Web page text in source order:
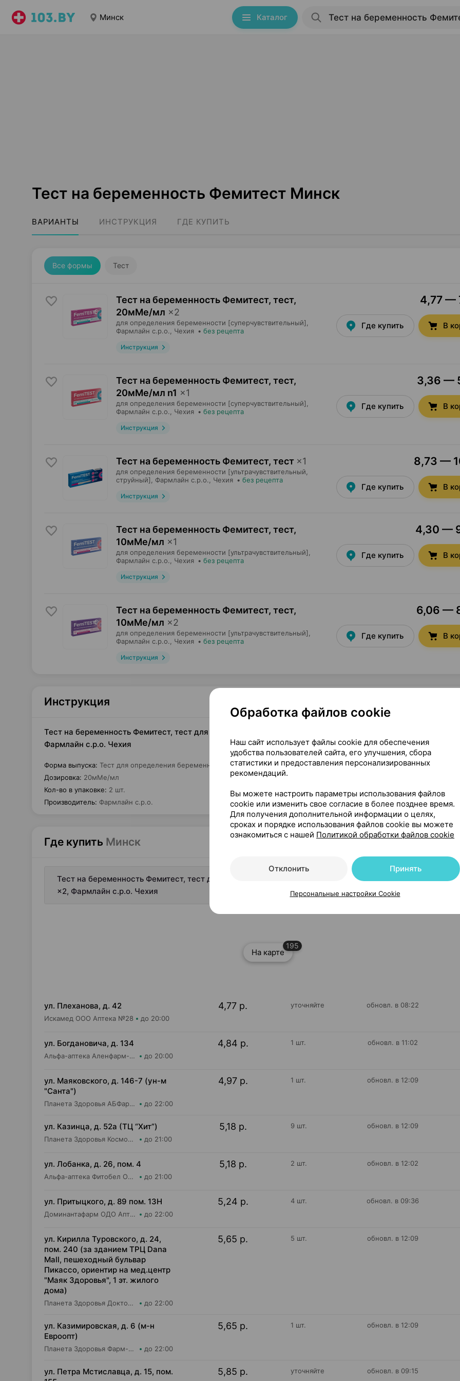
Минск Каталог
Тест на беременность Фемитест Минск
ВАРИАНТЫ ИНСТРУКЦИЯ ГДЕ КУПИТЬ
Все формы Тест
Тест на беременность Фемитест, тест,
20мМе/мл ×2
для определения беременности [суперчувствительный],
Фармлайн с.р.о.
, Чехия • без рецепта
Инструкция
4,77 —
Где купить В
Тест на беременность Фемитест, тест,
20мМе/мл n1 ×1
для определения беременности [суперчувствительный],
Фармлайн с.р.о.
, Чехия • без рецепта
Инструкция
3,36 —
Где купить В
Тест на беременность Фемитест, тест ×1
для определения беременности [ультрачувствительный,
струйный],
Фармлайн с.р.о. , Чехия • без рецепта
Инструкция
8,73 —
Где купить В
Тест на беременность Фемитест, тест,
10мМе/мл ×1
для определения беременности [ультрачувствительный],
Фармлайн с.р.о.
, Чехия • без рецепта
Инструкция
4,30 —
Где купить В
Тест на беременность Фемитест, тест,
10мМе/мл ×2
для определения беременности [ультрачувствительный],
Фармлайн с.р.о.
, Чехия • без рецепта
Инструкция
6,06 —
Где купить В
Инструкция
Тест на беременность Фемитест, тест для определения беременности [суперчувствительный], 20мМе/мл
Фармлайн с.р.о. Чехия
Форма выпуска: Тест для определения беременности [суперчувствительный]
Дозировка: 20мМе/мл
Кол-во в упаковке: 2 шт.
Производитель: Фармлайн с.р.о.
Где купить Минск
Тест на беременность Фемитест, тест для определения беременности [суперчувствительный], 20мМе/
×2, Фармлайн с.р.о. Чехия
На карте
195
ул. Плеханова, д. 42
Искамед ООО Аптека №28 до 20:00
4,77 р. уточняйте обновл. в 08:22
ул. Богдановича, д. 134
Альфа-аптека Аленфарм-Плюс ОДО Аптека №17 до 20:00
4,84 р. 1 шт. обновл. в 11:02
ул. Маяковского, д. 146-7 (ун-м
"Санта")
Планета Здоровья АБФармация ИООО Аптека №2 до 22:00
4,97 р. 1 шт. обновл. в 12:09
ул. Казинца, д. 52а (ТЦ “Хит”)
Планета Здоровья КосмоФарма ООО Аптека №17 до 21:00
5,18 р. 9 шт. обновл. в 12:09
ул. Лобанка, д. 26, пом. 4
Альфа-аптека Фитобел ООО Аптека №3 до 21:00
5,18 р. 2 шт. обновл. в 12:02
ул. Притыцкого, д. 89 пом. 13Н
Доминантафарм ОДО Аптека №1 до 22:00
5,24 р. 4 шт. обновл. в 09:36
ул. Кирилла Туровского, д. 24,
пом. 240 (за зданием ТРЦ Dana
Mall, пешеходный бульвар
Пикассо, ориентир на мед.центр
"Маяк Здоровья", 1 эт. жилого
дома)
Планета Здоровья Доктор Таир ООО Аптека №31 до 22:00
5,65 р. 5 шт. обновл. в 12:09
ул. Казимировская, д. 6 (м-н
Евроопт)
Планета Здоровья Фарм-Продукт ОДО Аптека №7 до 22:00
5,65 р. 1 шт. обновл. в 12:09
ул. Петра Мстиславца, д. 15, пом.
5,85 р. уточняйте обновл. в 09:15
Обработка файлов cookie
Наш сайт использует файлы cookie для обеспечения
удобства пользователей сайта, его улучшения, сбора
статистики и предоставления персонализированных
рекомендаций.
Вы можете настроить параметры использования файлов
cookie или изменить свое согласие в более позднее время.
Для получения дополнительной информации о целях,
сроках и порядке использования файлов cookie вы можете
ознакомиться с нашей Политикой обработки файлов cookie
Отклонить Принять
Персональные настройки Cookie